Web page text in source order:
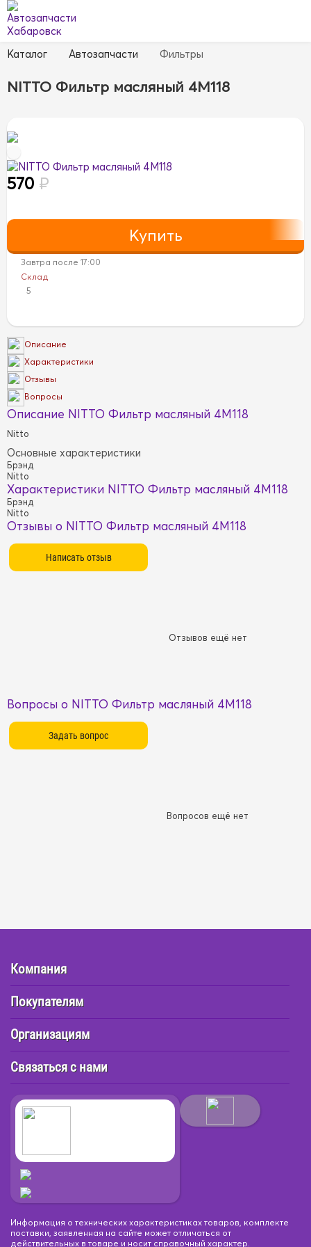
Каталог Автозапчасти Фильтры
NITTO Фильтр масляный 4M118
570 ₽
Завтра после 17:00
Склад
5
Описание
Характеристики
Отзывы
Вопросы
Описание NITTO Фильтр масляный 4M118
Nitto
Основные характеристики
Брэнд
Nitto
Характеристики NITTO Фильтр масляный 4M118
Брэнд
Nitto
Отзывы о NITTO Фильтр масляный 4M118
Отзывов ещё нет
Вопросы о NITTO Фильтр масляный 4M118
Вопросов ещё нет
Компания
Покупателям
Организациям
Связаться с нами
Информация о технических характеристиках товаров, комплекте
поставки, заявленная на сайте может отличаться от
действительных в товаре и носит справочный характер.